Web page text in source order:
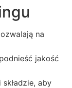
na
jakość
aby